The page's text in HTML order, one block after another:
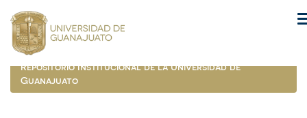
navigation
Repositorio Institucional de la Universidad de
Guanajuato